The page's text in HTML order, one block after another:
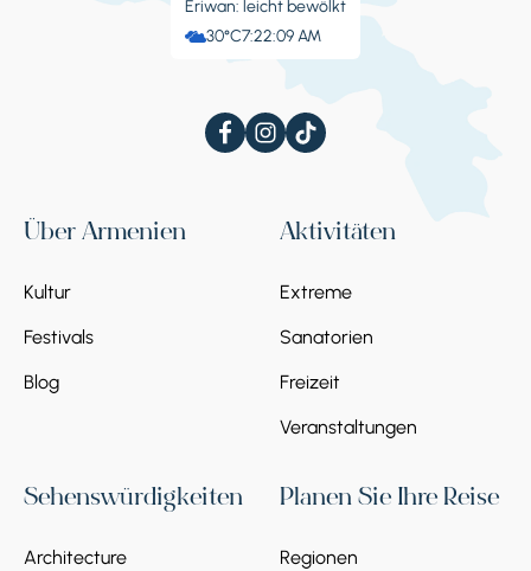
Eriwan: leicht bewölkt
30°C7:22:10 AM
Über Armenien
Kultur
Festivals
Blog
Aktivitäten
Extreme
Sanatorien
Freizeit
Veranstaltungen
Sehenswürdigkeiten
Architecture
Planen Sie Ihre Reise
Regionen